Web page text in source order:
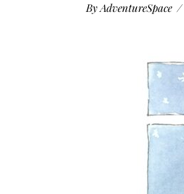
ByAdventureSpace